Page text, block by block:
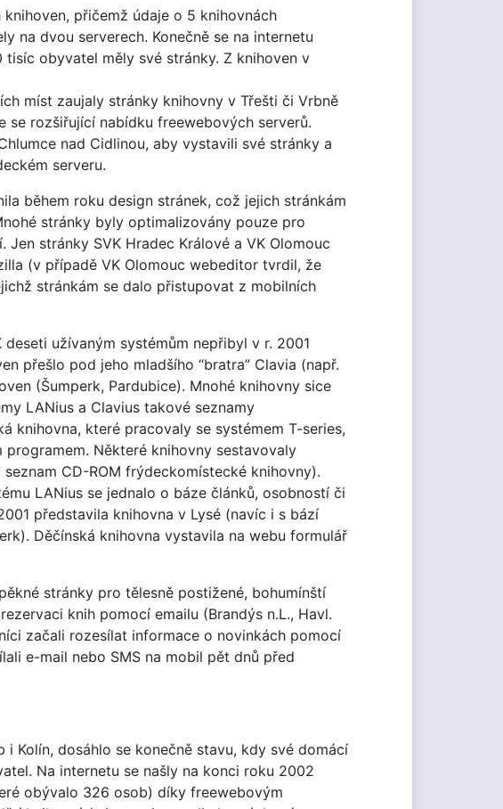
přičemž údaje o 5 knihovnách
na dvou serverech. Konečně se na internetu
obyvatel měly své stránky. Z knihoven v
míst zaujaly stránky knihovny v Třešti či Vrbně
se rozšiřující nabídku freewebových serverů.
nad Cidlinou, aby vystavili své stránky a
serveru.
během roku design stránek, což jejich stránkám
stránky byly optimalizovány pouze pro
stránky SVK Hradec Králové a VK Olomouc
(v případě VK Olomouc webeditor tvrdil, že
stránkám se dalo přistupovat z mobilních
užívaným systémům nepřibyl v r. 2001
přešlo pod jeho mladšího “bratra” Clavia (např.
(Šumperk, Pardubice). Mnohé knihovny sice
LANius a Clavius takové seznamy
knihovna, které pracovaly se systémem T-series,
Některé knihovny sestavovaly
CD-ROM frýdeckomístecké knihovny).
LANius se jednalo o báze článků, osobností či
představila knihovna v Lysé (navíc i s bází
Děčínská knihovna vystavila na webu formulář
stránky pro tělesně postižené, bohumínští
knih pomocí emailu (Brandýs n.L., Havl.
začali rozesílat informace o novinkách pomocí
e-mail nebo SMS na mobil pět dnů před
Kolín, dosáhlo se konečně stavu, kdy své domácí
Na internetu se našly na konci roku 2002
obývalo 326 osob) díky freewebovým